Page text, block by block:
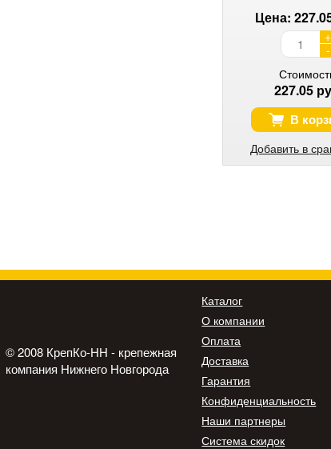
Цена:
+
-
227.05
В
Добавить в
© 2008 КрепКо-НН - крепежная
компания Нижнего Новгорода
Каталог
О компании
Оплата
Доставка
Гарантия
Конфиденциальность
Наши партнеры
Система скидок